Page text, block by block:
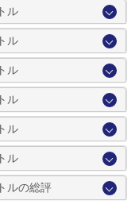
ル
ル
ル
ル
ル
ル
ルの総評